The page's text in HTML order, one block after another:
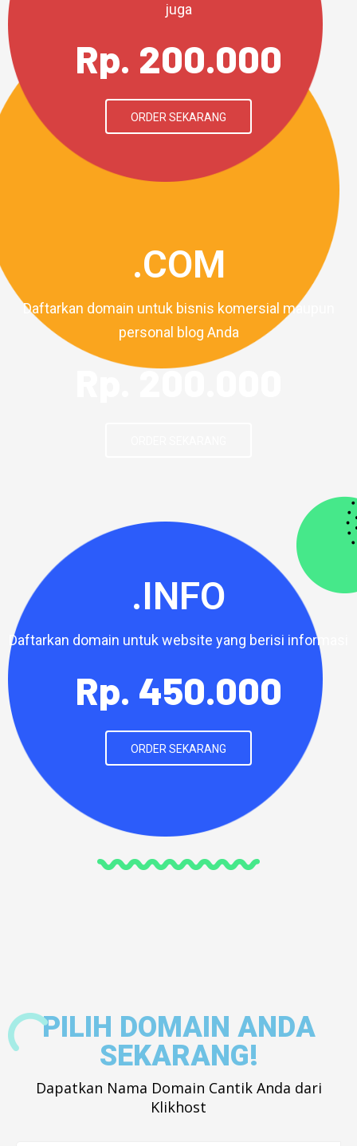
juga
Rp. 200.000
ORDER SEKARANG
.COM
Daftarkan domain untuk bisnis komersial maupun
personal blog Anda
Rp. 200.000
.INFO
Daftarkan domain untuk website yang berisi informasi
Rp. 450.000
ORDER SEKARANG
PILIH DOMAIN ANDA
SEKARANG!
Dapatkan Nama Domain Cantik Anda dari
Klikhost